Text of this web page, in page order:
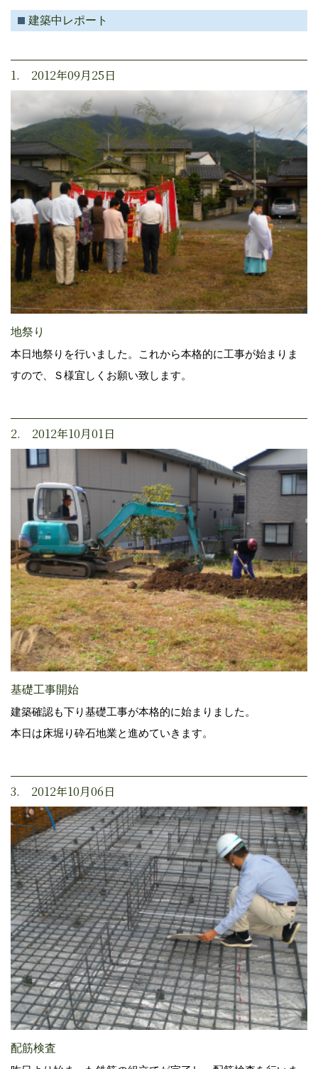
建築中レポート
1. 2012年09月25日
地祭り
本日地祭りを行いました。これから本格的に工事が始まりま
すので、Ｓ様宜しくお願い致します。
2. 2012年10月01日
基礎工事開始
建築確認も下り基礎工事が本格的に始まりました。
本日は床堀り砕石地業と進めていきます。
3. 2012年10月06日
配筋検査